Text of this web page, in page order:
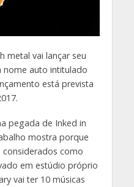
metal vai lançar seu
nome auto intitulado
está prevista
pegada de Inked in
mostra porque
como
em estúdio próprio
vai ter 10 músicas